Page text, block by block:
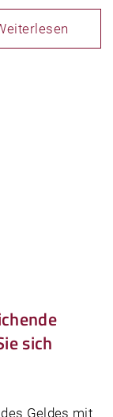
sich
Geldes mit